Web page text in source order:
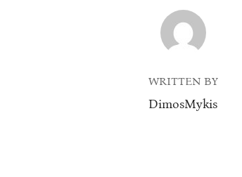
POST AUTHOR
WRITTEN BY
DimosMykis